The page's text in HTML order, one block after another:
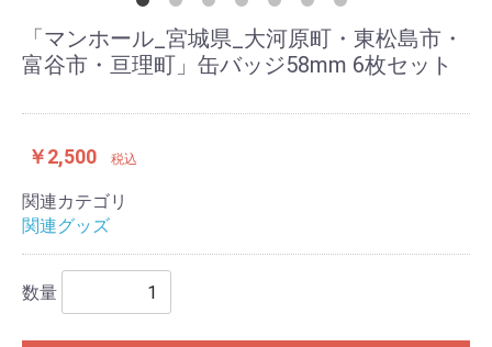
「マンホール_宮城県_大河原町・東松島市・
富谷市・亘理町」缶バッジ58mm 6枚セット
￥2,500 税込
関連カテゴリ
関連グッズ
数量